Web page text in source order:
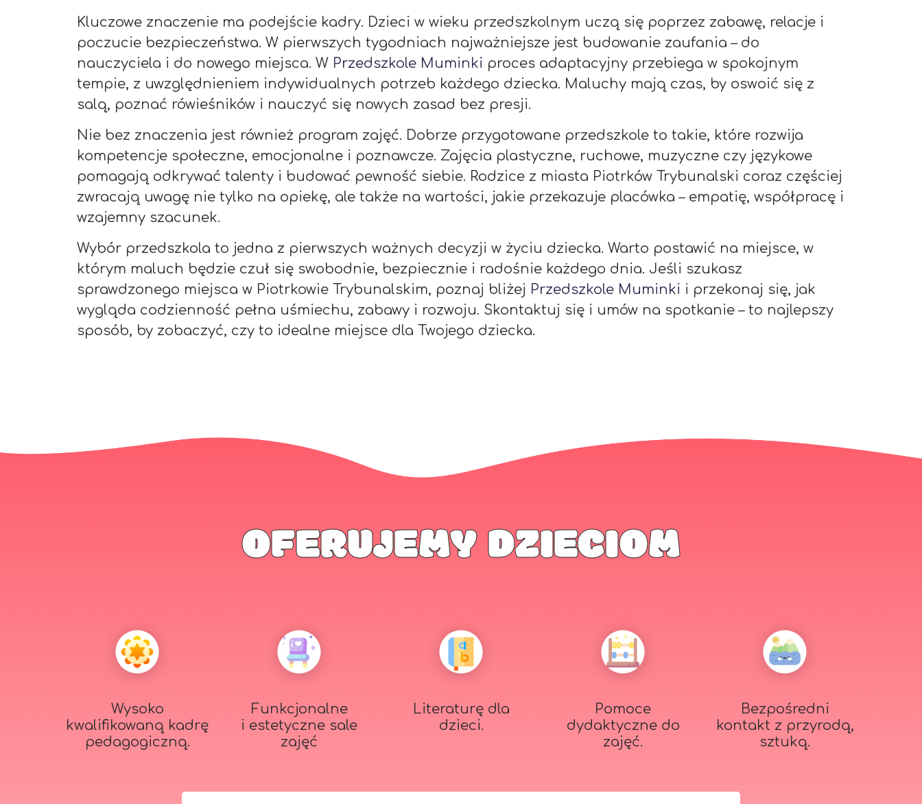
Kluczowe znaczenie ma podejście kadry. Dzieci w wieku przedszkolnym uczą się poprzez zabawę, relacje i
poczucie bezpieczeństwa. W pierwszych tygodniach najważniejsze jest budowanie zaufania – do
nauczyciela i do nowego miejsca. W Przedszkole Muminki proces adaptacyjny przebiega w spokojnym
tempie, z uwzględnieniem indywidualnych potrzeb każdego dziecka. Maluchy mają czas, by oswoić się z
salą, poznać rówieśników i nauczyć się nowych zasad bez presji.
Nie bez znaczenia jest również program zajęć. Dobrze przygotowane przedszkole to takie, które rozwija
kompetencje społeczne, emocjonalne i poznawcze. Zajęcia plastyczne, ruchowe, muzyczne czy językowe
pomagają odkrywać talenty i budować pewność siebie. Rodzice z miasta Piotrków Trybunalski coraz częściej
zwracają uwagę nie tylko na opiekę, ale także na wartości, jakie przekazuje placówka – empatię, współpracę i
wzajemny szacunek.
Wybór przedszkola to jedna z pierwszych ważnych decyzji w życiu dziecka. Warto postawić na miejsce, w
którym maluch będzie czuł się swobodnie, bezpiecznie i radośnie każdego dnia. Jeśli szukasz
sprawdzonego miejsca w Piotrkowie Trybunalskim, poznaj bliżej Przedszkole Muminki i przekonaj się, jak
wygląda codzienność pełna uśmiechu, zabawy i rozwoju. Skontaktuj się i umów na spotkanie – to najlepszy
sposób, by zobaczyć, czy to idealne miejsce dla Twojego dziecka.
OFERUJEMY DZIECIOM
Wysoko
kwalifikowaną kadrę
pedagogiczną.
Funkcjonalne
i estetyczne sale
zajęć
Literaturę dla
dzieci.
Pomoce
dydaktyczne do
zajęć.
Bezpośredni
kontakt z przyrodą,
sztuką.